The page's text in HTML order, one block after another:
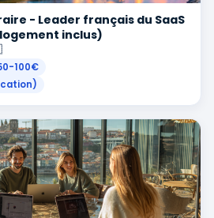
- Leader français du SaaS
inclus)
100€